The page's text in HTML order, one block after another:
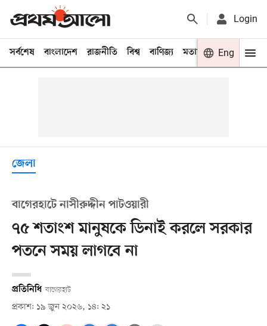
Login
সর্বশেষ বাংলাদেশ রাজনীতি বিশ্ব বাণিজ্য মতামত খেলা
Eng
জেলা
বাগেরহাটে নাসীরুদ্দীন পাটওয়ারী
৭৫ শতাংশ মানুষকে ডিনাই করলে সরকার
পতনে সময় লাগবে না
প্রতিনিধি বাগেরহাট
প্রকাশ: ১৯ জুন ২০২৬, ১৪: ২১